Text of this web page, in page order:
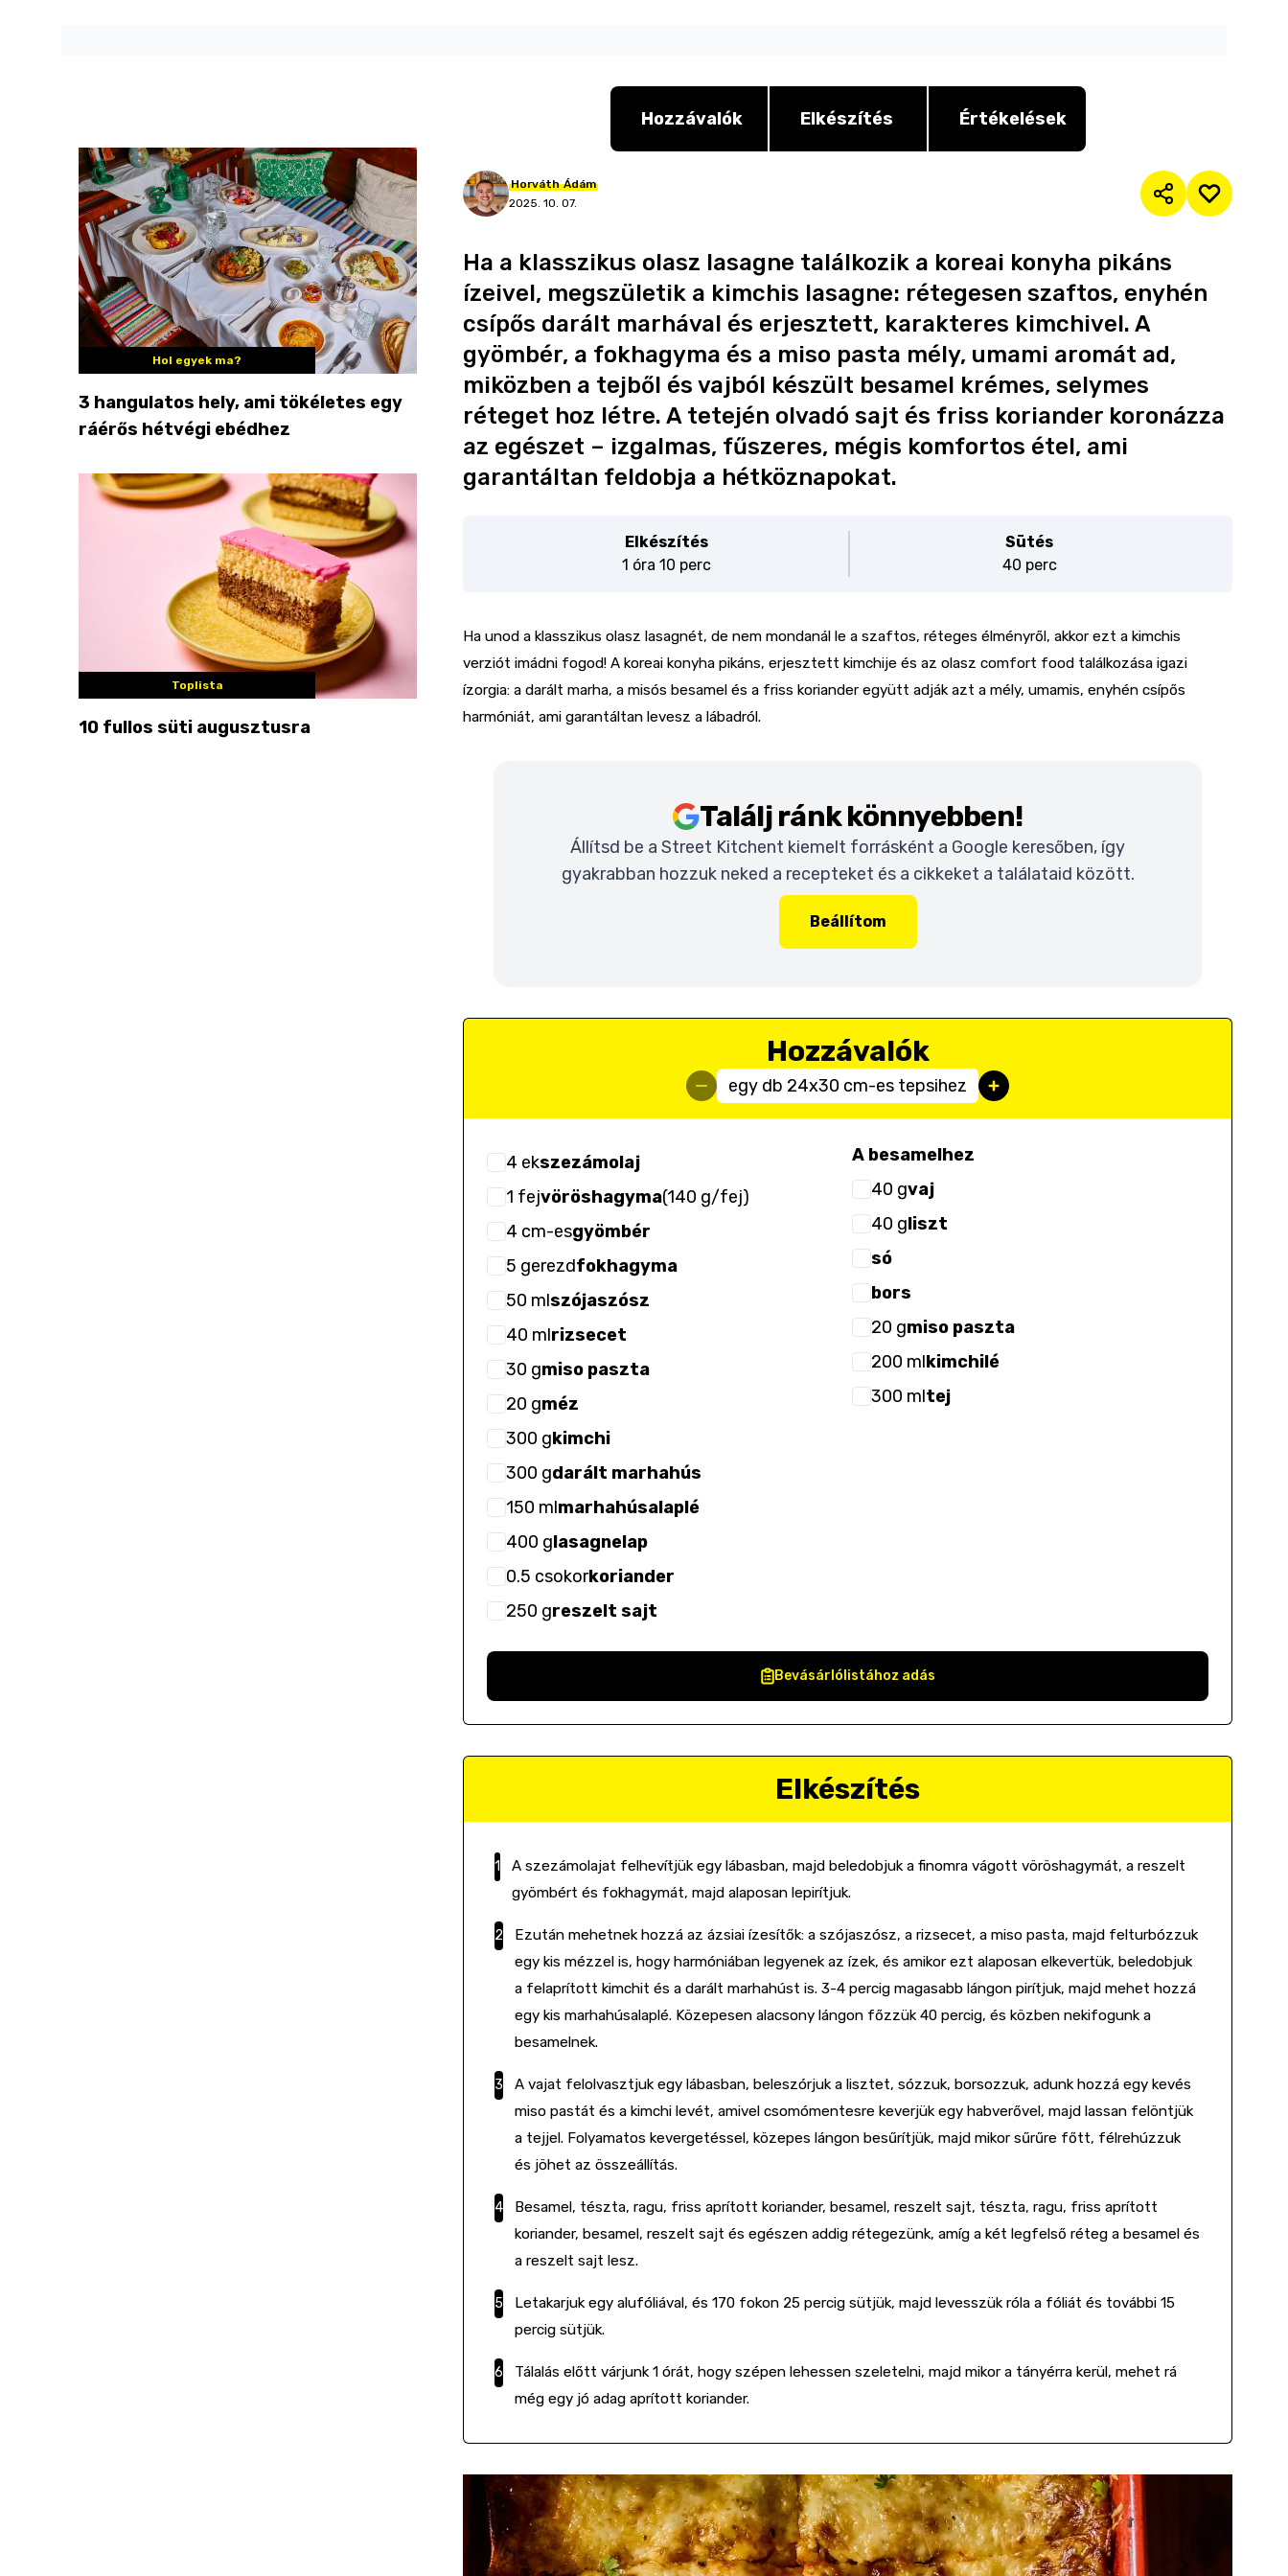
Hol egyek ma?
3 hangulatos hely, ami tökéletes egy
ráérős hétvégi ebédhez
Toplista
10 fullos süti augusztusra
Hozzávalók Elkészítés Értékelések
Horváth Ádám
2025. 10. 07.
Ha a klasszikus olasz lasagne találkozik a koreai konyha pikáns
ízeivel, megszületik a kimchis lasagne: rétegesen szaftos, enyhén
csípős darált marhával és erjesztett, karakteres kimchivel. A
gyömbér, a fokhagyma és a miso pasta mély, umami aromát ad,
miközben a tejből és vajból készült besamel krémes, selymes
réteget hoz létre. A tetején olvadó sajt és friss koriander koronázza
az egészet – izgalmas, fűszeres, mégis komfortos étel, ami
garantáltan feldobja a hétköznapokat.
Elkészítés
1 óra 10 perc
Sütés
40 perc
Ha unod a klasszikus olasz lasagnét, de nem mondanál le a szaftos, réteges élményről, akkor ezt a kimchis
verziót imádni fogod! A koreai konyha pikáns, erjesztett kimchije és az olasz comfort food találkozása igazi
ízorgia: a darált marha, a misós besamel és a friss koriander együtt adják azt a mély, umamis, enyhén csípős
harmóniát, ami garantáltan levesz a lábadról.
Találj ránk könnyebben!
Állítsd be a Street Kitchent kiemelt forrásként a Google keresőben, így
gyakrabban hozzuk neked a recepteket és a cikkeket a találataid között.
Beállítom
Hozzávalók
egy db 24x30 cm-es tepsihez
4 ekszezámolaj
1 fejvöröshagyma(140 g/fej)
4 cm-esgyömbér
5 gerezdfokhagyma
50 mlszójaszósz
40 mlrizsecet
30 gmiso paszta
20 gméz
300 gkimchi
300 gdarált marhahús
150 mlmarhahúsalaplé
400 glasagnelap
0.5 csokorkoriander
250 greszelt sajt
A besamelhez
40 gvaj
40 gliszt
só
bors
20 gmiso paszta
200 mlkimchilé
300 mltej
Bevásárlólistához adás
Elkészítés
A szezámolajat felhevítjük egy lábasban, majd beledobjuk a finomra vágott vöröshagymát, a reszelt
gyömbért és fokhagymát, majd alaposan lepirítjuk.
Ezután mehetnek hozzá az ázsiai ízesítők: a szójaszósz, a rizsecet, a miso pasta, majd felturbózzuk
egy kis mézzel is, hogy harmóniában legyenek az ízek, és amikor ezt alaposan elkevertük, beledobjuk
a felaprított kimchit és a darált marhahúst is. 3-4 percig magasabb lángon pirítjuk, majd mehet hozzá
egy kis marhahúsalaplé. Közepesen alacsony lángon főzzük 40 percig, és közben nekifogunk a
besamelnek.
A vajat felolvasztjuk egy lábasban, beleszórjuk a lisztet, sózzuk, borsozzuk, adunk hozzá egy kevés
miso pastát és a kimchi levét, amivel csomómentesre keverjük egy habverővel, majd lassan felöntjük
a tejjel. Folyamatos kevergetéssel, közepes lángon besűrítjük, majd mikor sűrűre főtt, félrehúzzuk
és jöhet az összeállítás.
Besamel, tészta, ragu, friss aprított koriander, besamel, reszelt sajt, tészta, ragu, friss aprított
koriander, besamel, reszelt sajt és egészen addig rétegezünk, amíg a két legfelső réteg a besamel és
a reszelt sajt lesz.
Letakarjuk egy alufóliával, és 170 fokon 25 percig sütjük, majd levesszük róla a fóliát és további 15
percig sütjük.
Tálalás előtt várjunk 1 órát, hogy szépen lehessen szeletelni, majd mikor a tányérra kerül, mehet rá
még egy jó adag aprított koriander.